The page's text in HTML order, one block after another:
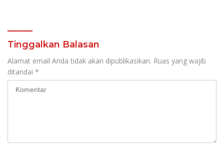
Tinggalkan Balasan
Alamat email Anda tidak akan dipublikasikan. Ruas yang wajib
ditandai *